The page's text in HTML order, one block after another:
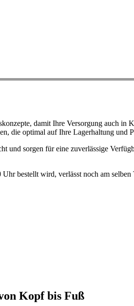
damit Ihre Versorgung auch in
die optimal auf Ihre Lagerhaltung und
und sorgen für eine zuverlässige
bestellt wird, verlässt noch am
Kopf bis Fuß